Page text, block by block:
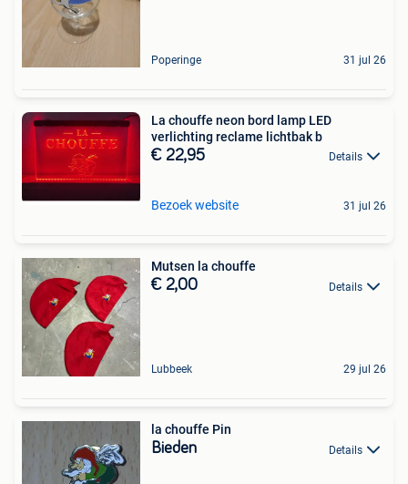
Poperinge 31 jul 26
La chouffe neon bord lamp LED
verlichting reclame lichtbak b
€ 22,95 Details
Bezoek website 31 jul 26
Mutsen la chouffe
€ 2,00 Details
Lubbeek 29 jul 26
la chouffe Pin
Bieden Details